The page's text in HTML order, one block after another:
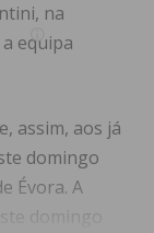
na
equipa
assim, aos já
domingo
Évora. A
domingo